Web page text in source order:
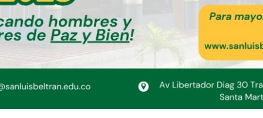
Error:Formulario de contacto no encontrado.
Enlaces útiles: